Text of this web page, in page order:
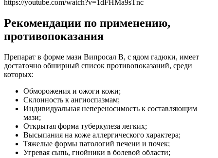
https://youtube.com/watch?v=1dFHMa9sTnc
Рекомендации по применению,
противопоказания
Препарат в форме мази Випросал В, с ядом гадюки, имеет
достаточно обширный список противопоказаний, среди
которых:
Обморожения и ожоги кожи;
Склонность к ангиоспазмам;
Индивидуальная непереносимость к составляющим
мази;
Открытая форма туберкулеза легких;
Высыпания на коже аллергического характера;
Тяжелые формы патологий печени и почек;
Угревая сыпь, гнойники в болевой области;